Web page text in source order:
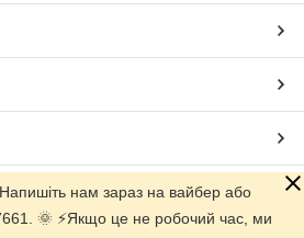
Prom.ua
нам зараз на вайбер або
🌞 ⚡️Якщо це не робочий час, ми